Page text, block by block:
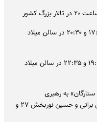
گرشا رضایی ۲۶ اردیبهشت سانس‌های ۱۷:۳۰ و ۲۰:۳۰ در سالن میلاد
میلاد بابایی ۲۷ اردیبهشت سانس‌های ۱۹:۳۵ و ۲۲:۳۵ در سالن میلاد
به رهبری
مهمان عبدالرضا امیرخانی و خوانندگی آرش براتی و حسین نوربخش ۲۷ و